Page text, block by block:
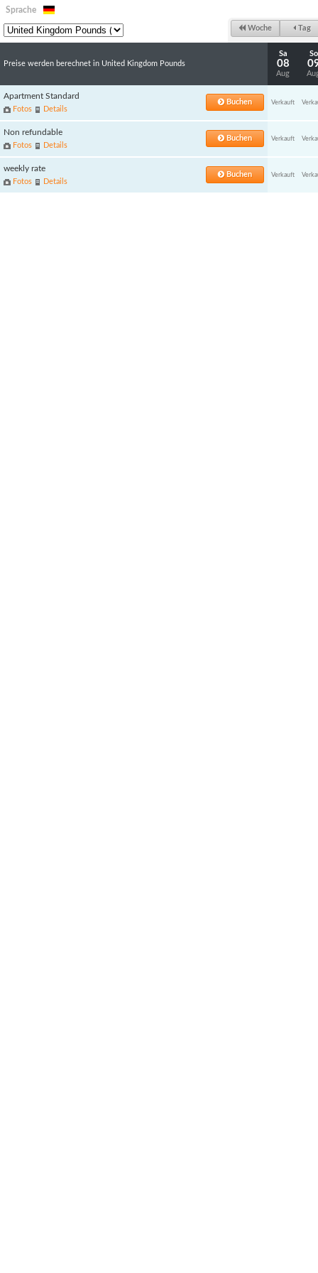
Sprache
Woche Tag
Preise werden berechnet in United Kingdom Pounds
Sa
08
Aug
So
Apartment Standard
Fotos Details
Buchen Verkauft
Non refundable
Fotos Details
Buchen Verkauft
weekly rate
Fotos Details
Buchen Verkauft